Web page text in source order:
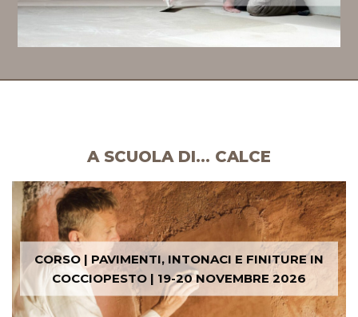
A SCUOLA DI… CALCE
CORSO | PAVIMENTI, INTONACI E FINITURE IN
COCCIOPESTO | 19-20 NOVEMBRE 2026